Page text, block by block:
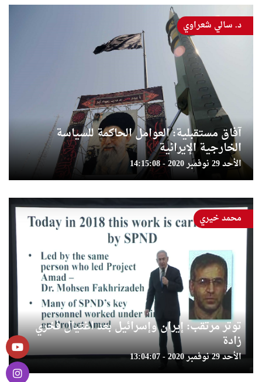
آفاق مستقبلية: العوامل الحاكمة للسياسة
الخارجية الإيرانية
الأحد 29 نوفمبر 2020 - 14:15:08
د. سالي شعراوي
توتر مرتقب: إيران وإسرائيل بعد اغتيال فخري
زادة
الأحد 29 نوفمبر 2020 - 13:04:07
محمد خيري